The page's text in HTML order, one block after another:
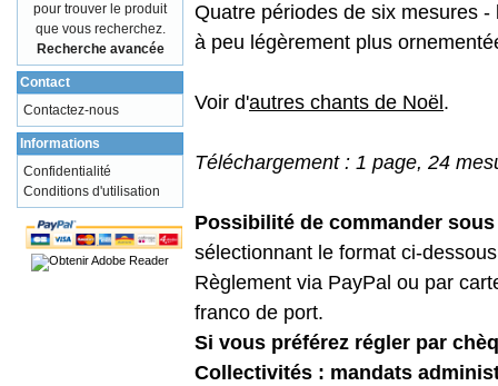
Quatre périodes de six mesures
à peu légèrement plus
Voir d'autres chants de Noël .
Téléchargement : 1 page, 24
Possibilité de commander
sélectionnant le format ci-
Règlement via PayPal ou par
franco de port.
Si vous préférez régler par
Collectivités : mandats
pour trouver le produit
que vous recherchez.
Recherche avancée
Contact
Contactez-nous
Informations
Confidentialité
Conditions d'utilisation